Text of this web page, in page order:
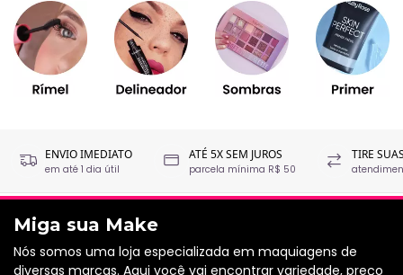
ENVIO IMEDIATO
em até 1 dia útil
ATÉ 5X SEM JUROS
parcela mínima R$ 50
TIRE
Miga sua Make
Nós somos uma loja especializada em maquiagens de
diversas marcas. Aqui você vai encontrar variedade, preço